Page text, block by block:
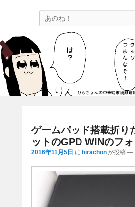
ひらちょんの中華
ほたがページ上部にある検索バーを消
ゲームパッド搭載折り
ットのGPD WINのフ
2016年11月5日 に hirachon が投稿 —